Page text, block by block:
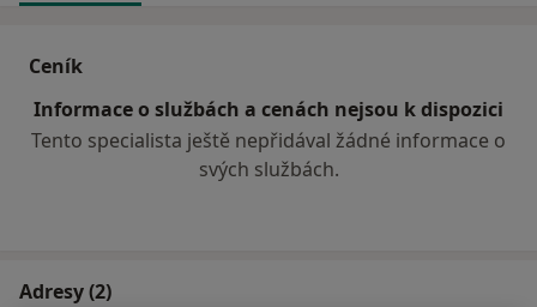
Ceník
Informace o službách a cenách nejsou k dispozici
Tento specialista ještě nepřidával žádné informace o
svých službách.
Adresy (2)